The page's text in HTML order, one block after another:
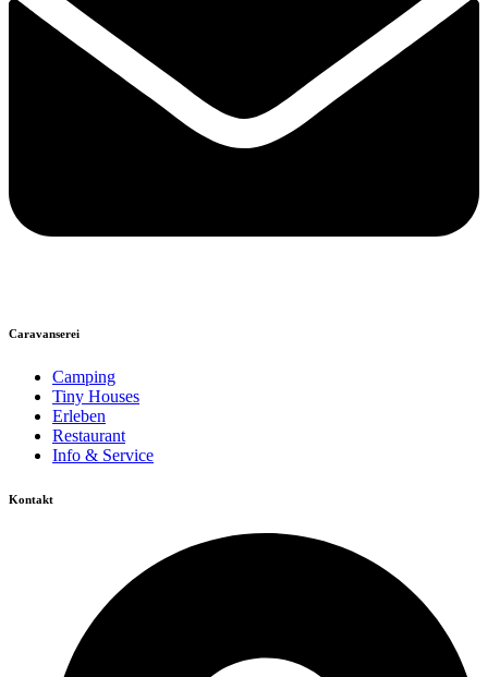
Caravanserei
Camping
Tiny Houses
Erleben
Restaurant
Info & Service
Kontakt